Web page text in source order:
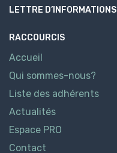
LETTRE D’INFORMATIONS
RACCOURCIS
Accueil
Qui sommes-nous?
Liste des adhérents
Actualités
Espace PRO
Contact